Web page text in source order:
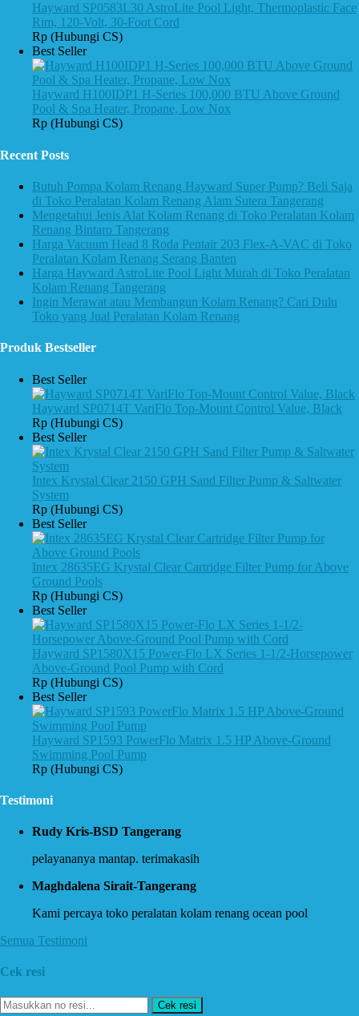
Hayward SP0583L30 AstroLite Pool Light, Thermoplastic Face
Rim, 120-Volt, 30-Foot Cord
Rp (Hubungi CS)
Best Seller
Hayward H100IDP1 H-Series 100,000 BTU Above Ground
Pool & Spa Heater, Propane, Low Nox
Rp (Hubungi CS)
Recent Posts
Butuh Pompa Kolam Renang Hayward Super Pump? Beli Saja
di Toko Peralatan Kolam Renang Alam Sutera Tangerang
Mengetahui Jenis Alat Kolam Renang di Toko Peralatan Kolam
Renang Bintaro Tangerang
Harga Vacuum Head 8 Roda Pentair 203 Flex-A-VAC di Toko
Peralatan Kolam Renang Serang Banten
Harga Hayward AstroLite Pool Light Murah di Toko Peralatan
Kolam Renang Tangerang
Ingin Merawat atau Membangun Kolam Renang? Cari Dulu
Toko yang Jual Peralatan Kolam Renang
Produk Bestseller
Best Seller
Hayward SP0714T VariFlo Top-Mount Control Value, Black
Rp (Hubungi CS)
Best Seller
Intex Krystal Clear 2150 GPH Sand Filter Pump & Saltwater
System
Rp (Hubungi CS)
Best Seller
Intex 28635EG Krystal Clear Cartridge Filter Pump for Above
Ground Pools
Rp (Hubungi CS)
Best Seller
Hayward SP1580X15 Power-Flo LX Series 1-1/2-Horsepower
Above-Ground Pool Pump with Cord
Rp (Hubungi CS)
Best Seller
Hayward SP1593 PowerFlo Matrix 1.5 HP Above-Ground
Swimming Pool Pump
Rp (Hubungi CS)
Testimoni
Rudy Kris-BSD Tangerang
pelayananya mantap. terimakasih
Maghdalena Sirait-Tangerang
Kami percaya toko peralatan kolam renang ocean pool
Semua Testimoni
Cek resi
Cek resi